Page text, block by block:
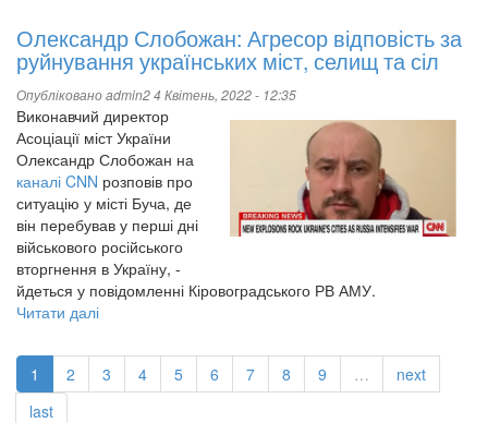
де
ми
є
Олександр Слобожан: Агресор відповість за
руйнування українських міст, селищ та сіл
Опублікованоadmin24 Квітень, 2022 - 12:35
Виконавчий директор
Асоціації міст України
Олександр Слобожан на
каналі CNN розповів про
ситуацію у місті Буча, де
він перебував у перші дні
військового російського
вторгнення в Україну, -
йдеться у повідомленні Кіровоградського РВ АМУ.
Читати далі
Слобожан:
Агресор
відповість
1 2 3 4 5 6 7 8 9 …
next
last